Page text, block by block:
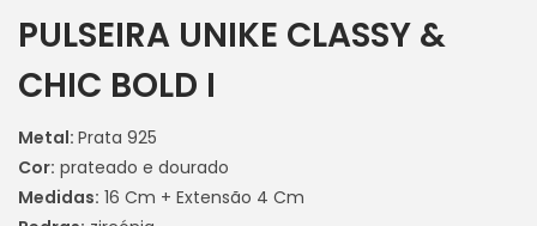
PULSEIRA UNIKE CLASSY &
CHIC BOLD I
Metal: Prata 925
Cor: prateado e dourado
Medidas: 16 Cm + Extensão 4 Cm